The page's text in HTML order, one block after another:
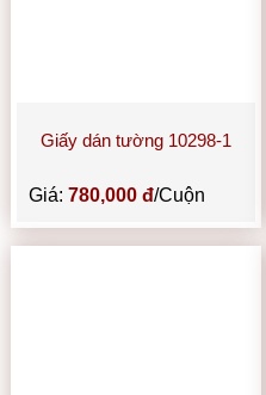
Giấy dán tường 10298-1
Giá:780,000 đ/Cuộn